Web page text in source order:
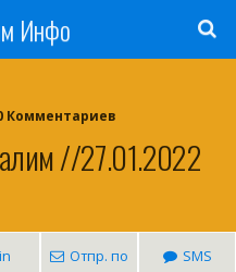
Инфо
Комментариев
//27.01.2022
Отпр. по
SMS